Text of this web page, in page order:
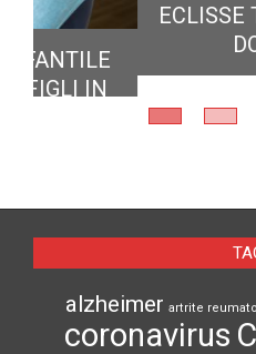
ECLISSE TOTALE
DOVE SI
coronavirus